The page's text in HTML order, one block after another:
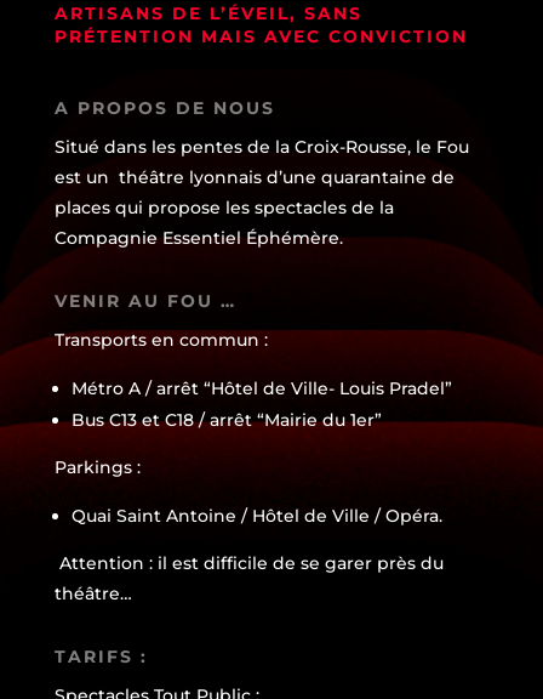
ARTISANS DE L’ÉVEIL, SANS
PRÉTENTION MAIS AVEC CONVICTION
A PROPOS DE NOUS
Situé dans les pentes de la Croix-Rousse, le Fou
est un théâtre lyonnais d’une quarantaine de
places qui propose les spectacles de la
Compagnie Essentiel Éphémère.
VENIR AU FOU …
Transports en commun :
Métro A / arrêt “Hôtel de Ville- Louis Pradel”
Bus C13 et C18 / arrêt “Mairie du 1er”
Parkings :
Quai Saint Antoine / Hôtel de Ville / Opéra.
Attention : il est difficile de se garer près du
théâtre…
TARIFS :